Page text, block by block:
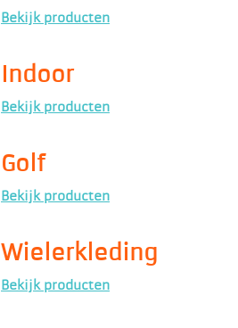
Bekijk producten
Indoor
Bekijk producten
Golf
Bekijk producten
Wielerkleding
Bekijk producten